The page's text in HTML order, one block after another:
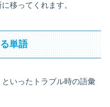
移ってくれます。
単語
いったトラブル時の語彙